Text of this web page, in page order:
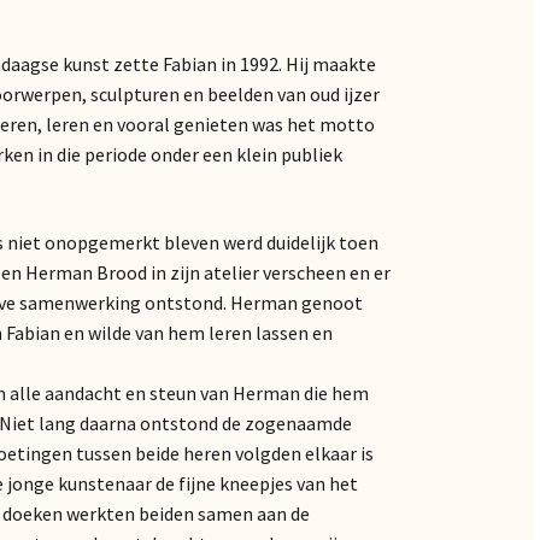
kunst zette Fabian in 1992. Hij maakte
sculpturen en beelden van oud ijzer
leren en vooral genieten was het motto
in die periode onder een klein publiek
niet onopgemerkt bleven werd duidelijk toen
Herman Brood in zijn atelier verscheen en er
samenwerking ontstond. Herman genoot
en wilde van hem leren lassen en
aandacht en steun van Herman die hem
lang daarna ontstond de zogenaamde
tussen beide heren volgden elkaar is
kunstenaar de fijne kneepjes van het
werkten beiden samen aan de